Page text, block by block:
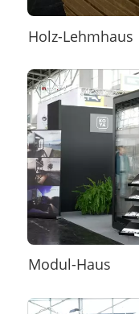
Holz-Lehmhaus
Modul-Haus